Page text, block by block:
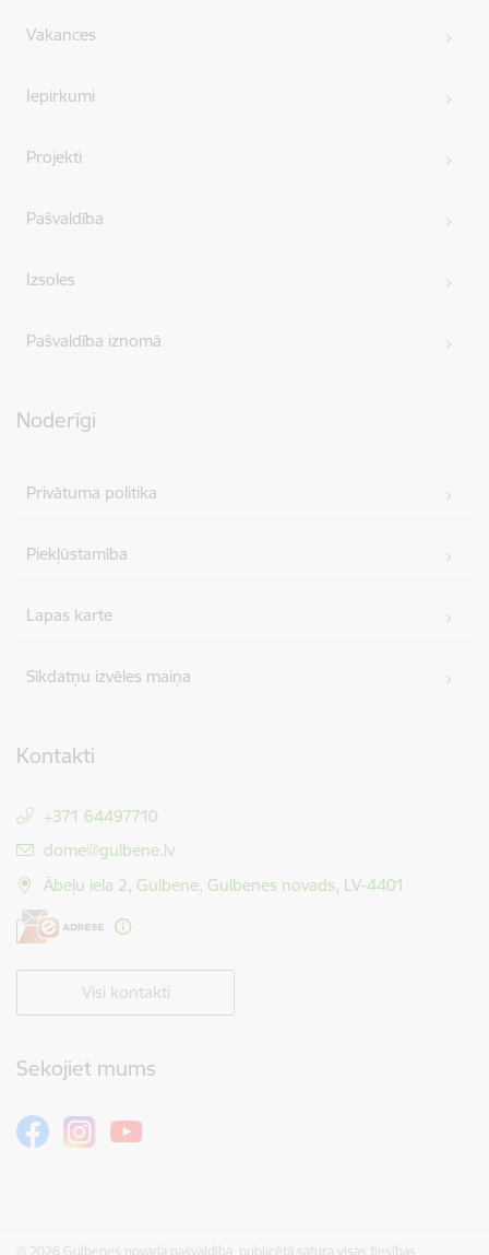
Vakances
Iepirkumi
Projekti
Pašvaldība
Izsoles
Pašvaldība iznomā
Noderīgi
Privātuma politika
Piekļūstamība
Lapas karte
Sīkdatņu izvēles maiņa
Kontakti
+371 64497710
E-pasts:
dome@gulbene.lv
Ābeļu iela 2, Gulbene, Gulbenes novads, LV-4401
Visi kontakti
Sekojiet mums
© 2026 Gulbenes novada pašvaldība, publicētā satura visas tiesības